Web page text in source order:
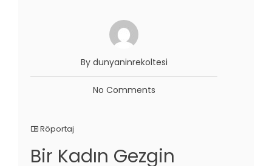
By dunyaninrekoltesi
No Comments
Röportaj
Bir Kadın Gezgin